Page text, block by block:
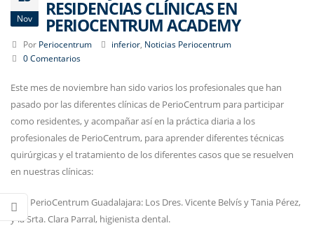
Nov RESIDENCIAS CLÍNICAS EN
PERIOCENTRUM ACADEMY
Por Periocentrum inferior Noticias Periocentrum
0 Comentarios
Este mes de noviembre han sido varios los profesionales que han
pasado por las diferentes clínicas de PerioCentrum para participar
como residentes, y acompañar así en la práctica diaria a los
profesionales de PerioCentrum, para aprender diferentes técnicas
quirúrgicas y el tratamiento de los diferentes casos que se resuelven
en nuestras clínicas:
– En PerioCentrum Guadalajara: Los Dres. Vicente Belvís y Tania Pérez,
y la Srta. Clara Parral, higienista dental.